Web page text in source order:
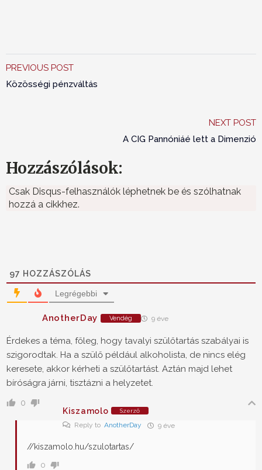
PREVIOUS POST
Közösségi pénzváltás
NEXT POST
A CIG Pannóniáé lett a Dimenzió
Hozzászólások:
Csak Disqus-felhasználók léphetnek be és szólhatnak
hozzá a cikkhez.
97 HOZZÁSZÓLÁS
Legrégebbi
AnotherDay Vendég 9 éve
Érdekes a téma, főleg, hogy tavalyi szülőtartás szabályai is
szigorodtak. Ha a szülő például alkoholista, de nincs elég
keresete, akkor kérheti a szülőtartást. Aztán majd lehet
bíróságra járni, tisztázni a helyzetet.
0
Kiszamolo
Szerző
Reply to AnotherDay 9 éve
//kiszamolo.hu/szulotartas/
0